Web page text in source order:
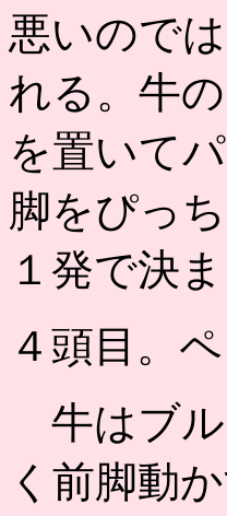
悪いので
れる。牛
を置いて
脚をぴっ
１発で決
４頭目。
牛はブル
く前脚動